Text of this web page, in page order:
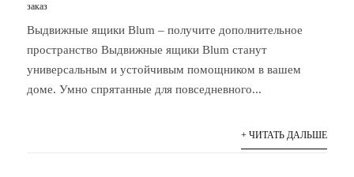
заказ
Выдвижные ящики Blum – получите дополнительное
пространство Выдвижные ящики Blum станут
универсальным и устойчивым помощником в вашем
доме. Умно спрятанные для повседневного...
+ ЧИТАТЬ ДАЛЬШЕ